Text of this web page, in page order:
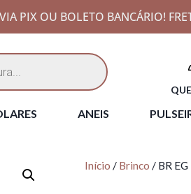
PIX OU BOLETO BANCÁRIO!
ANEIS
Início / Brinco / BR